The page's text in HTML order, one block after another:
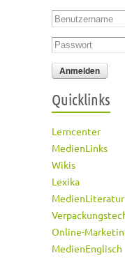
Benutzername
Passwort
Quicklinks
Lerncenter
MedienLinks
Wikis
Lexika
MedienLiteratur
Online-
MedienEnglisch